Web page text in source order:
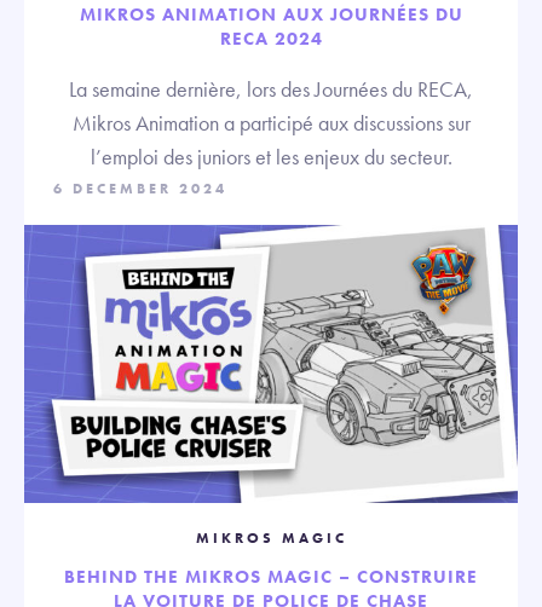
MIKROS ANIMATION AUX JOURNÉES DU
RECA 2024
La semaine dernière, lors des Journées du RECA,
Mikros Animation a participé aux discussions sur
l’emploi des juniors et les enjeux du secteur.
6 DECEMBER 2024
MIKROS MAGIC
BEHIND THE MIKROS MAGIC – CONSTRUIRE
LA VOITURE DE POLICE DE CHASE